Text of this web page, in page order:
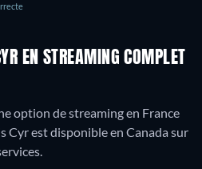
EN STREAMING COMPLET
option de streaming en France
Cyr est disponible en Canada sur